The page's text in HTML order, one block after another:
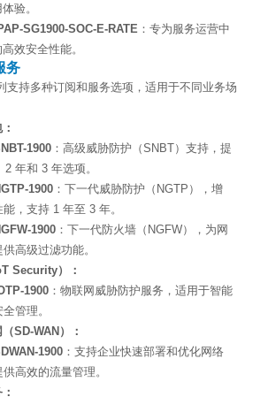
验。
SG1900-SOC-E-RATE：专为服务运营中
效安全性能。
务
支持多种订阅和服务选项，适用于不同业务场
1900：高级威胁防护（SNBT）支持，提
2 年和 3 年选项。
1900：下一代威胁防护（NGTP），增
，支持 1 年至 3 年。
1900：下一代防火墙（NGFW），为网
高级过滤功能。
Security）：
1900：物联网威胁防护服务，适用于智能
管理。
SD-WAN）：
1900：支持企业快速部署和优化网络
高效的流量管理。